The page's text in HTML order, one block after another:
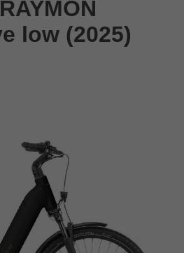
low (2025)